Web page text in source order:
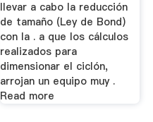
llevar a cabo la reducción
de tamaño (Ley de Bond)
con la . a que los cálculos
realizados para
dimensionar el ciclón,
arrojan un equipo muy .
Read more